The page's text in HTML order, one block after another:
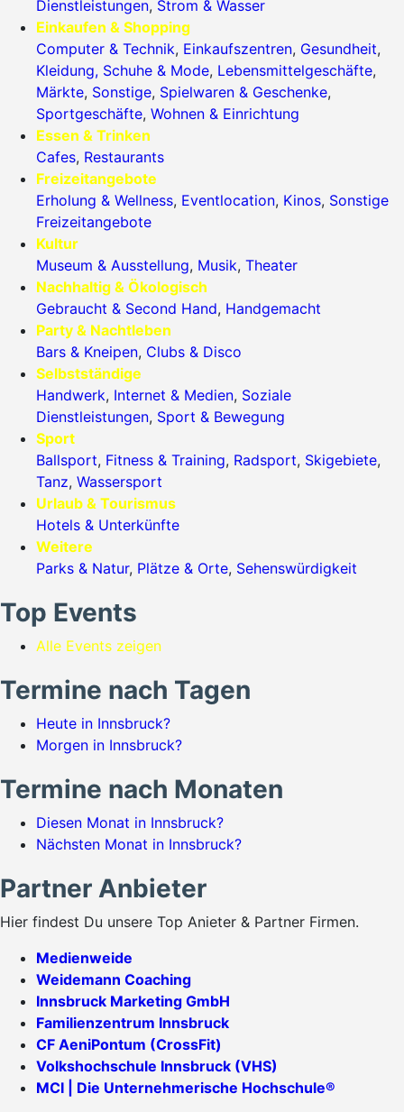
Dienstleistungen, Strom & Wasser
Einkaufen & Shopping
Computer & Technik, Einkaufszentren, Gesundheit,
Kleidung, Schuhe & Mode, Lebensmittelgeschäfte,
Märkte, Sonstige, Spielwaren & Geschenke,
Sportgeschäfte, Wohnen & Einrichtung
Essen & Trinken
Cafes, Restaurants
Freizeitangebote
Erholung & Wellness, Eventlocation, Kinos, Sonstige
Freizeitangebote
Kultur
Museum & Ausstellung, Musik, Theater
Nachhaltig & Ökologisch
Gebraucht & Second Hand, Handgemacht
Party & Nachtleben
Bars & Kneipen, Clubs & Disco
Selbstständige
Handwerk, Internet & Medien, Soziale
Dienstleistungen, Sport & Bewegung
Sport
Ballsport, Fitness & Training, Radsport, Skigebiete,
Tanz, Wassersport
Urlaub & Tourismus
Hotels & Unterkünfte
Weitere
Parks & Natur, Plätze & Orte, Sehenswürdigkeit
Top Events
Alle Events zeigen
Termine nach Tagen
Heute in Innsbruck?
Morgen in Innsbruck?
Termine nach Monaten
Diesen Monat in Innsbruck?
Nächsten Monat in Innsbruck?
Partner Anbieter
Hier findest Du unsere Top Anieter & Partner Firmen.
Medienweide
Weidemann Coaching
Innsbruck Marketing GmbH
Familienzentrum Innsbruck
CF AeniPontum (CrossFit)
Volkshochschule Innsbruck (VHS)
MCI | Die Unternehmerische Hochschule®